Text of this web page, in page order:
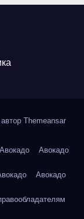
Themeansar
Авокадо Авокадо
Авокадо